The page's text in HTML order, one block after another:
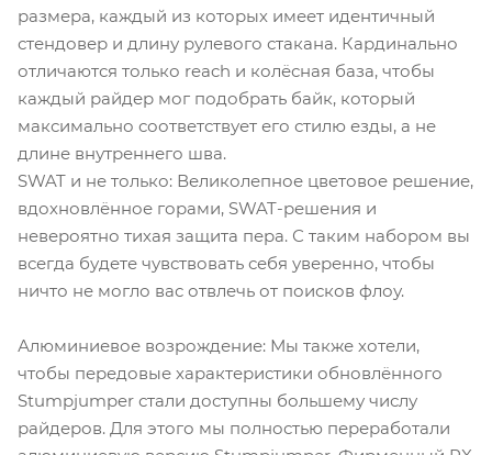
размера, каждый из которых имеет идентичный
стендовер и длину рулевого стакана. Кардинально
отличаются только reach и колёсная база, чтобы
каждый райдер мог подобрать байк, который
максимально соответствует его стилю езды, а не
длине внутреннего шва.
SWAT и не только: Великолепное цветовое решение,
вдохновлённое горами, SWAT-решения и
невероятно тихая защита пера. С таким набором вы
всегда будете чувствовать себя уверенно, чтобы
ничто не могло вас отвлечь от поисков флоу.
Алюминиевое возрождение: Мы также хотели,
чтобы передовые характеристики обновлённого
Stumpjumper стали доступны большему числу
райдеров. Для этого мы полностью переработали